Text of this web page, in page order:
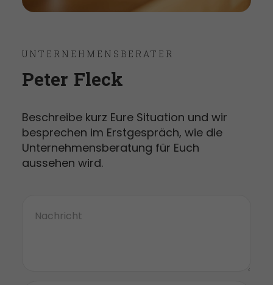
UNTERNEHMENSBERATER
Peter Fleck
Beschreibe kurz Eure Situation und wir
besprechen im Erstgespräch, wie die
Unternehmensberatung für Euch
aussehen wird.